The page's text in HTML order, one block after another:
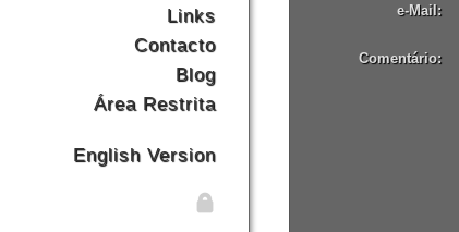
Links
Contacto
Blog
Área Restrita
English Version
e-Mail:
Comentário: